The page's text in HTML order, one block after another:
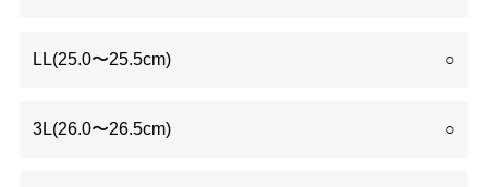
LL(25.0〜25.5cm) ○
3L(26.0〜26.5cm) ○